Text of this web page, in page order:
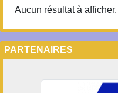
Aucun résultat à afficher.
PARTENAIRES